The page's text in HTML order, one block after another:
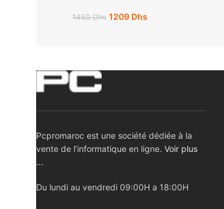
1450Dhs 1209 Dhs
Pcpromaroc est une société dédiée à la
vente de l’informatique en ligne. Voir plus
…
Du lundi au vendredi 09:00H a 18:00H